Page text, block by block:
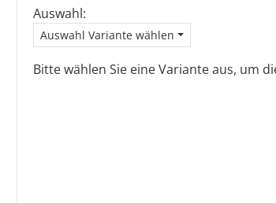
Auswahl:
Auswahl Variante wählen
Bitte wählen Sie eine Variante aus, um